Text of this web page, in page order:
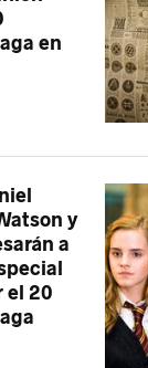
en
y
a
el 20